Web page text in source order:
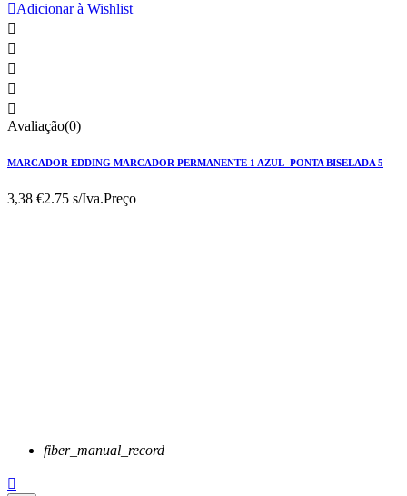
Adicionar à Wishlist





Avaliação(0)
MARCADOR EDDING MARCADOR PERMANENTE 1 AZUL -PONTA BISELADA 5
3,38 €2.75 s/Iva.Preço
fiber_manual_record
